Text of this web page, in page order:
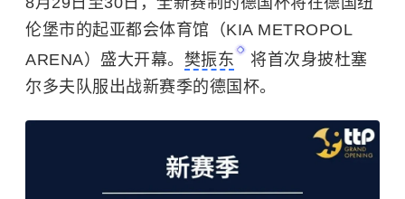
伦堡市的起亚都会体育馆（KIA METROPOL
ARENA）盛大开幕。 樊振东
将首次身披杜塞
尔多夫队服出战新赛季的德国杯。